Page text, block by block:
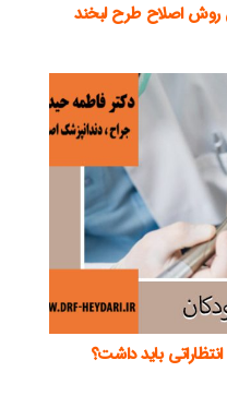
روش اصلاح طرح لبخند
باید داشت؟